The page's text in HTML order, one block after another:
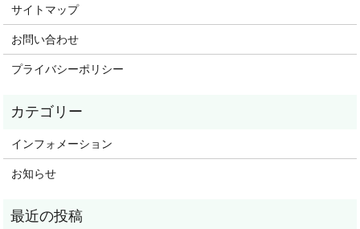
サイトマップ
お問い合わせ
プライバシーポリシー
インフォメーション
お知らせ